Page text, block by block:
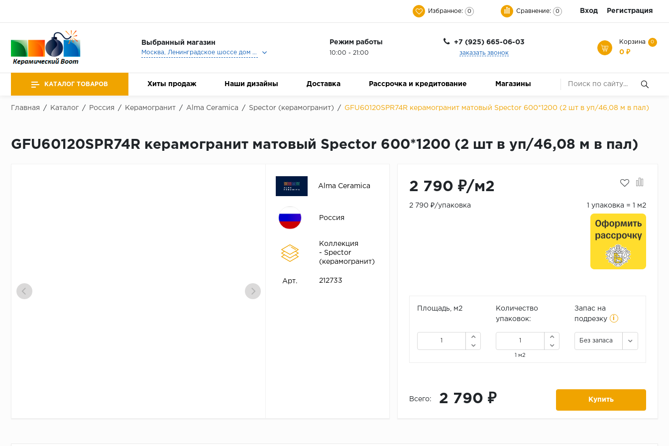
Избранное: 0 Сравнение: 0 Вход Регистрация
Выбранный магазин
Москва, Ленинградское шоссе дом 25, Торговый Центр Family Room, 2-ой этаж, Магазин Керамический Бум.
Режим работы
10:00 - 21:00
+7 (925) 665-06-03
заказать звонок
Корзина 0
0 ₽
КАТАЛОГ ТОВАРОВ Хиты продаж Наши дизайны Доставка Рассрочка и кредитование Магазины
Главная / Каталог / Россия / Керамогранит / Alma Ceramica / Spector (керамогранит) / GFU60120SPR74R керамогранит матовый Spector 600*1200 (2 шт в уп/46,08 м в пал)
GFU60120SPR74R керамогранит матовый Spector 600*1200 (2 шт в уп/46,08 м в пал)
Alma Ceramica
Россия
Коллекция
- Spector
(керамогранит)
Арт. 212733
2 790 ₽/м2
2 790 ₽/упаковка 1 упаковка = 1 м2
Площадь, м2
Количество
упаковок:
1 м2
Запас на
подрезку
i
Без запаса
Всего: 2 790 ₽ Купить